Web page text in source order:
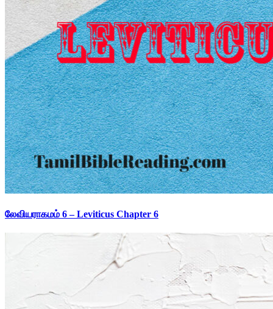
லேவியராகமம் 6 – Leviticus Chapter 6